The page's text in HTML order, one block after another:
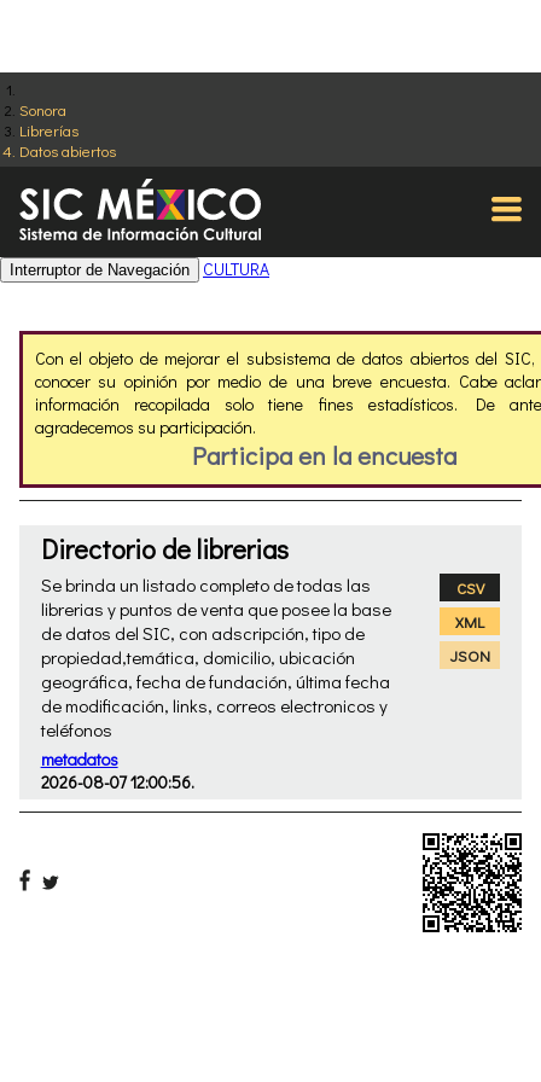
Sonora
Librerías
Datos abiertos
Interruptor de Navegación CULTURA
Con el objeto de mejorar el subsistema de datos abiertos del SIC,
conocer su opinión por medio de una breve encuesta. Cabe
información recopilada solo tiene fines estadísticos. De
agradecemos su participación.
Participa en la encuesta
Directorio de librerias
Se brinda un listado completo de todas las
librerias y puntos de venta que posee la base
de datos del SIC, con adscripción, tipo de
propiedad,temática, domicilio, ubicación
geográfica, fecha de fundación, última fecha
de modificación, links, correos electronicos y
teléfonos
metadatos
2026-08-07 12:00:56.
CSV
XML
JSON